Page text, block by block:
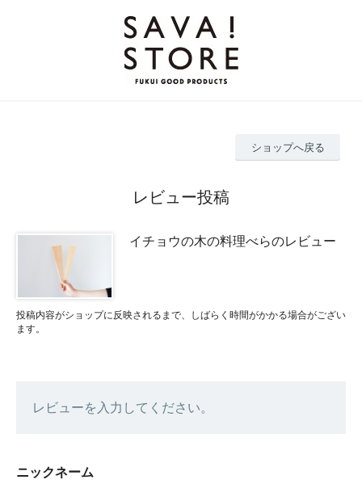
ショップへ戻る
レビュー投稿
イチョウの木の料理べらのレビュー
投稿内容がショップに反映されるまで、しばらく時間がかかる場合がござい
ます。
レビューを入力してください。
ニックネーム